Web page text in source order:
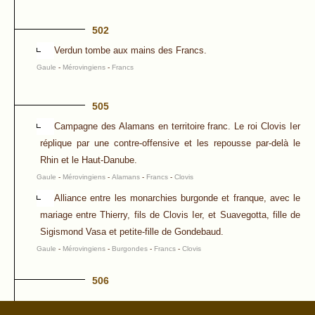
502
Verdun tombe aux mains des Francs.
Gaule - Mérovingiens - Francs
505
Campagne des Alamans en territoire franc. Le roi Clovis Ier
réplique par une contre-offensive et les repousse par-delà le
Rhin et le Haut-Danube.
Gaule - Mérovingiens - Alamans - Francs - Clovis
Alliance entre les monarchies burgonde et franque, avec le
mariage entre Thierry, fils de Clovis Ier, et Suavegotta, fille de
Sigismond Vasa et petite-fille de Gondebaud.
Gaule - Mérovingiens - Burgondes - Francs - Clovis
506